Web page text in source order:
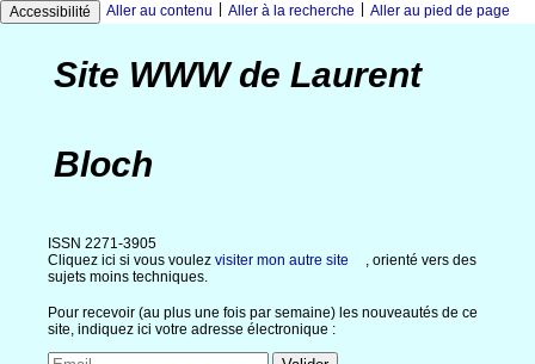
Accessibilité Aller au contenu Aller à la recherche Aller au pied de page
Site WWW de Laurent
Bloch
ISSN 2271-3905
Cliquez ici si vous voulez visiter mon autre site
, orienté vers des
sujets moins techniques.
Pour recevoir (au plus une fois par semaine) les nouveautés de ce
site, indiquez ici votre adresse électronique :